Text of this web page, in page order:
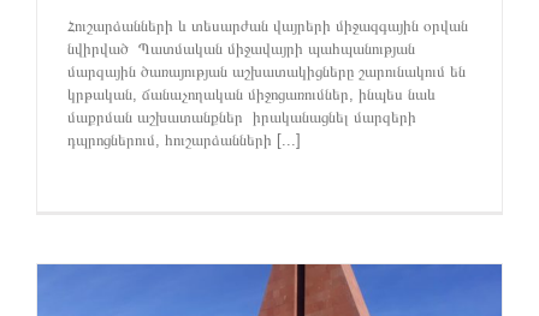
Հուշարձանների և տեսարժան վայրերի միջազգային օրվան
նվիրված Պատմական միջավայրի պահպանության
մարզային ծառայության աշխատակիցները շարունակում են
կրթական, ճանաչողական միջոցառումներ, ինպես նաև
մաքրման աշխատանքներ իրականացնել մարզերի
դպրոցներում, հուշարձանների [...]